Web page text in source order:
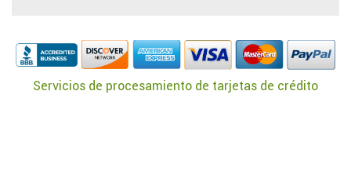
Servicios de procesamiento de tarjetas de crédito